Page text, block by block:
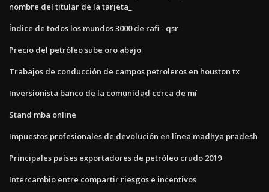
nombre del titular de la tarjeta_
Índice de todos los mundos 3000 de rafi - qsr
Precio del petróleo sube oro abajo
Trabajos de conducción de campos petroleros en houston tx
Inversionista banco de la comunidad cerca de mí
Stand mba online
Impuestos profesionales de devolución en línea madhya pradesh
Principales países exportadores de petróleo crudo 2019
Intercambio entre compartir riesgos e incentivos